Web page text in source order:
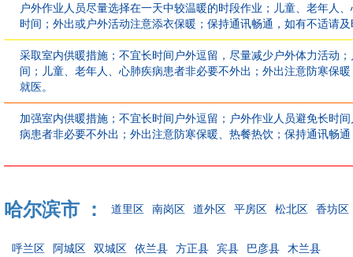
户外作业人员尽量选择在一天中较温暖的时段作业；儿童、老年人
时间；外出或户外活动注意添衣保暖；保持通讯畅通，如有不适请
采取室内供暖措施；不宜长时间户外逗留，尽量减少户外体力活动
间；儿童、老年人、心肺疾病患者非必要不外出；外出注意防寒保
就医。
加强室内供暖措施；不宜长时间户外逗留；户外作业人员避免长时
病患者非必要不外出；外出注意防寒保暖、热餐热饮；保持通讯畅
哈尔滨市 ： 道里区 南岗区 道外区 平房区 松北区 香坊区
呼兰区 阿城区 双城区 依兰县 方正县 宾县 巴彦县 木兰县